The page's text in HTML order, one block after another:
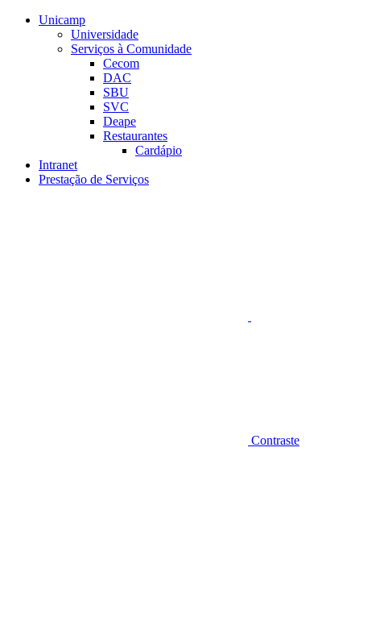
Conteúdo principal
Unicamp
Universidade
Serviços à Comunidade
Cecom
DAC
SBU
SVC
Deape
Restaurantes
Cardápio
Intranet
Prestação de Serviços
Contraste